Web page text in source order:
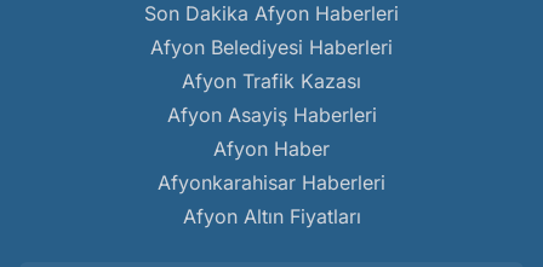
Son Dakika Afyon Haberleri
Afyon Belediyesi Haberleri
Afyon Trafik Kazası
Afyon Asayiş Haberleri
Afyon Haber
Afyonkarahisar Haberleri
Afyon Altın Fiyatları